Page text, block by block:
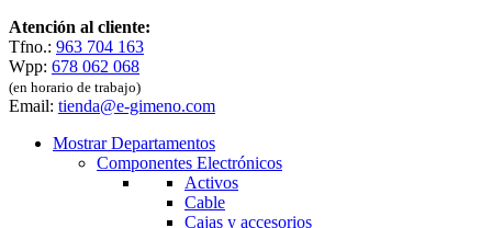
Atención al cliente:
Tfno.: 963 704 163
Wpp: 678 062 068
(en horario de trabajo)
Email: tienda@e-gimeno.com
Mostrar Departamentos
Componentes Electrónicos
Activos
Cable
Cajas y accesorios